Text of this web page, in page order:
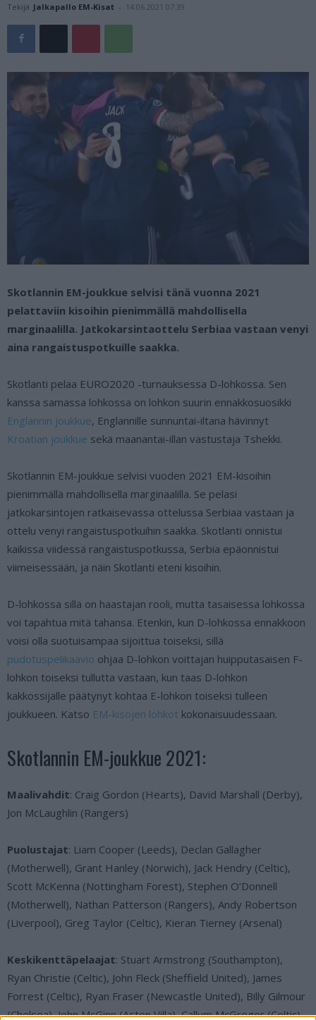
Tekijä Jalkapallo EM-Kisat - 14.06.2021 07:39
Skotlannin EM-joukkue selvisi tänä vuonna 2021
pelattaviin kisoihin pienimmällä mahdollisella
marginaalilla. Jatkokarsintaottelu Serbiaa vastaan venyi
aina rangaistuspotkuille saakka.
Skotlanti pelaa EURO2020 -turnauksessa D-lohkossa. Sen
kanssa samassa lohkossa on lohkon suurin ennakkosuosikki
Englannin joukkue, Englannille sunnuntai-iltana hävinnyt
Kroatian joukkue sekä maanantai-illan vastustaja Tshekki.
Skotlannin EM-joukkue selvisi vuoden 2021 EM-kisoihin
pienimmällä mahdollisella marginaalilla. Se pelasi
jatkokarsintojen ratkaisevassa ottelussa Serbiaa vastaan ja
ottelu venyi rangaistuspotkuihin saakka. Skotlanti onnistui
kaikissa viidessä rangaistuspotkussa, Serbia epäonnistui
viimeisessään, ja näin Skotlanti eteni kisoihin.
D-lohkossa sillä on haastajan rooli, mutta tasaisessa lohkossa
voi tapahtua mitä tahansa. Etenkin, kun D-lohkossa ennakkoon
voisi olla suotuisampaa sijoittua toiseksi, sillä
pudotuspelikaavio ohjaa D-lohkon voittajan huipputasaisen F-
lohkon toiseksi tullutta vastaan, kun taas D-lohkon
kakkossijalle päätynyt kohtaa E-lohkon toiseksi tulleen
joukkueen. Katso EM-kisojen lohkot kokonaisuudessaan.
Skotlannin EM-joukkue 2021:
Maalivahdit: Craig Gordon (Hearts), David Marshall (Derby),
Jon McLaughlin (Rangers)
Puolustajat: Liam Cooper (Leeds), Declan Gallagher
(Motherwell), Grant Hanley (Norwich), Jack Hendry (Celtic),
Scott McKenna (Nottingham Forest), Stephen O’Donnell
(Motherwell), Nathan Patterson (Rangers), Andy Robertson
(Liverpool), Greg Taylor (Celtic), Kieran Tierney (Arsenal)
Keskikenttäpelaajat: Stuart Armstrong (Southampton),
Ryan Christie (Celtic), John Fleck (Sheffield United), James
Forrest (Celtic), Ryan Fraser (Newcastle United), Billy Gilmour
(Chelsea), John McGinn (Aston Villa), Callum McGregor (Celtic),